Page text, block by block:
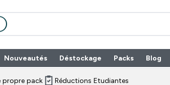
Nouveautés Déstockage Packs Enter
Blog
propre pack Réductions Etudiantes